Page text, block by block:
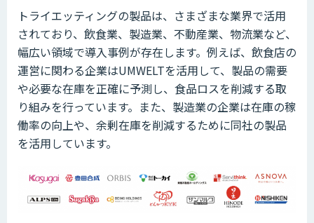
トライエッティングの製品は、さまざまな業界で活用
されており、飲食業、製造業、不動産業、物流業など、
幅広い領域で導入事例が存在します。例えば、飲食店の
運営に関わる企業はUMWELTを活用して、製品の需要
や必要な在庫を正確に予測し、食品ロスを削減する取
り組みを行っています。また、製造業の企業は在庫の稼
働率の向上や、余剰在庫を削減するために同社の製品
を活用しています。